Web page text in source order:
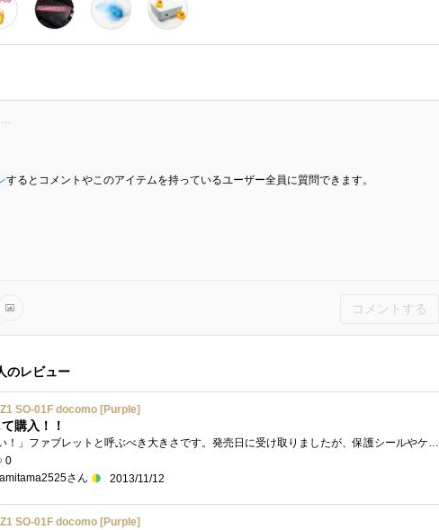
するとコメントやこのアイテムを持っているユーザー全員に質問できます。
コメントする
のレビュー
SO-01F docomo [Purple]
購入！！
「でかい！」ファブレットと呼ぶべき大きさです。発売日に受け取りましたが、保護シールやケース等アクセサリーが店頭になく探すことになり�...
0
さん
2013/11/12
SO-01F docomo [Purple]